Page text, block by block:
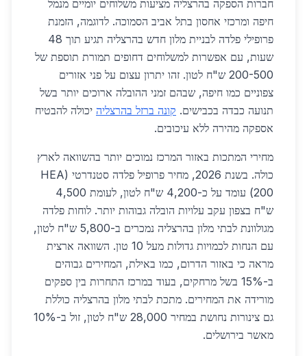
חברות הספקה בהרצליה מציעות משלוחים יומיים מנמל
חיפה ומרכזי אחסון בתל אביב הסמוכה. לדוגמה, הזמנת
פרופילי פלדה לבניית מלון חדש בהרצליה תגיע תוך 48
שעות, עם אפשרות למשלוחים דחופים תמורת תוספת של
200-500 ש"ח לטון. זהו יתרון עצום על פני אזורים
צפוניים כמו חיפה, שבהם זמני ההובלה ארוכים יותר בשל
תנועה כבדה בכבישים. קונה ברזל בהרצליה יכולה להבטיח
אספקה מהירה ללא עיכובים.
מחירי המתכות באזור המרכז נמוכים יותר בהשוואה לארץ
כולה. בשנת 2026, מחיר פרופיל פלדה סטנדרטי (HEA
200) עומד על כ-4,200 ש"ח לטון, לעומת 4,500
ש"ח בצפון עקב עלויות הובלה גבוהות יותר. לוחות פלדה
מגולוונת לבתי מלון בהרצליה נמכרים ב-5,800 ש"ח לטון,
עם הנחות לכמויות גדולות מעל 10 טון. השוואה ארצית
מראה כי באזור הדרום, כמו באילת, המחירים גבוהים
ב-15% בשל מרחקים, בעוד במרכז התחרות בין ספקים
מורידה את המחירים. מתכת לבתי מלון בהרצליה כוללת
גם צינורות נחושת במחיר 28,000 ש"ח לטון, זול ב-10%
מאשר בירושלים.